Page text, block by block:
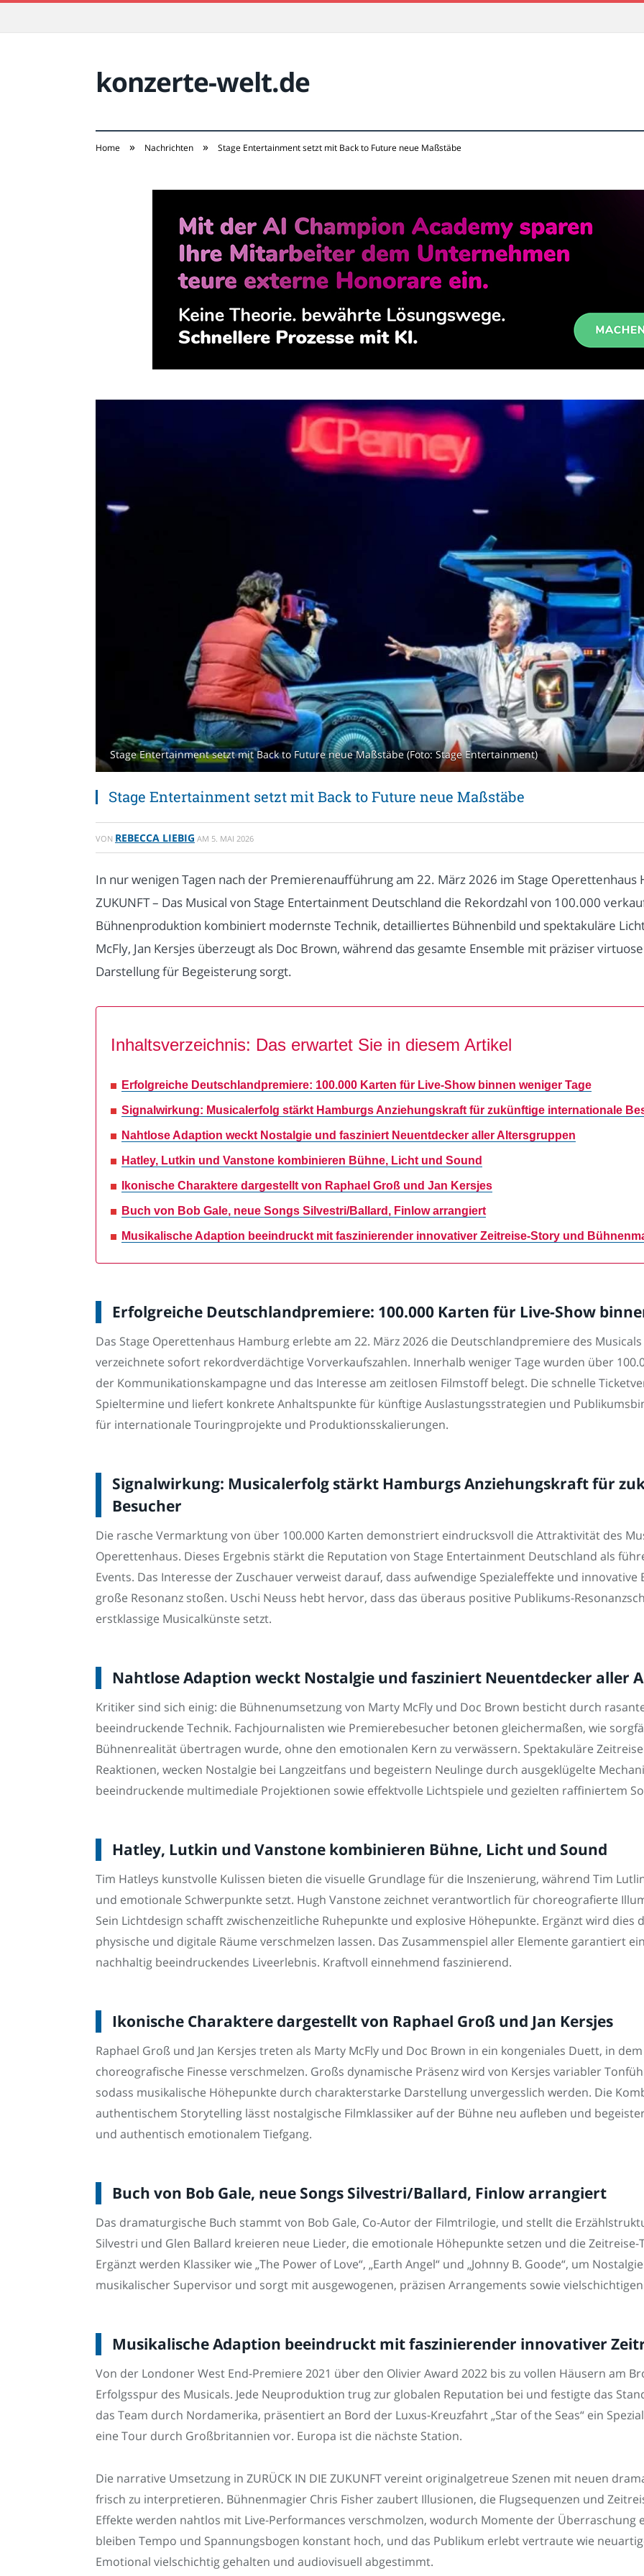
konzerte-welt.de
Home » Nachrichten » Stage Entertainment setzt mit Back to Future neue Maßstäbe
Stage Entertainment setzt mit Back to Future neue Maßstäbe (Foto: Stage Entertainment)
Stage Entertainment setzt mit Back to Future neue Maßstäbe
VON REBECCA LIEBIG AM 5. MAI 2026
In nur wenigen Tagen nach der Premierenaufführung am 22. März 2026 im Stage Operettenhaus
ZUKUNFT – Das Musical von Stage Entertainment Deutschland die Rekordzahl von 100.000
Bühnenproduktion kombiniert modernste Technik, detailliertes Bühnenbild und spektakuläre
McFly, Jan Kersjes überzeugt als Doc Brown, während das gesamte Ensemble mit präziser
Darstellung für Begeisterung sorgt.
Inhaltsverzeichnis: Das erwartet Sie in diesem Artikel
Erfolgreiche Deutschlandpremiere: 100.000 Karten für Live-Show binnen weniger Tage
Signalwirkung: Musicalerfolg stärkt Hamburgs Anziehungskraft für zukünftige internationale
Nahtlose Adaption weckt Nostalgie und fasziniert Neuentdecker aller Altersgruppen
Hatley, Lutkin und Vanstone kombinieren Bühne, Licht und Sound
Ikonische Charaktere dargestellt von Raphael Groß und Jan Kersjes
Buch von Bob Gale, neue Songs Silvestri/Ballard, Finlow arrangiert
Musikalische Adaption beeindruckt mit faszinierender innovativer Zeitreise-Story und
Erfolgreiche Deutschlandpremiere: 100.000 Karten für Live-Show
Das Stage Operettenhaus Hamburg erlebte am 22. März 2026 die Deutschlandpremiere des Musicals
verzeichnete sofort rekordverdächtige Vorverkaufszahlen. Innerhalb weniger Tage wurden über
der Kommunikationskampagne und das Interesse am zeitlosen Filmstoff belegt. Die schnelle
Spieltermine und liefert konkrete Anhaltspunkte für künftige Auslastungsstrategien und
für internationale Touringprojekte und Produktionsskalierungen.
Signalwirkung: Musicalerfolg stärkt Hamburgs Anziehungskraft für
Besucher
Die rasche Vermarktung von über 100.000 Karten demonstriert eindrucksvoll die Attraktivität des
Operettenhaus. Dieses Ergebnis stärkt die Reputation von Stage Entertainment Deutschland als
Events. Das Interesse der Zuschauer verweist darauf, dass aufwendige Spezialeffekte und
große Resonanz stoßen. Uschi Neuss hebt hervor, dass das überaus positive Publikums-
erstklassige Musicalkünste setzt.
Nahtlose Adaption weckt Nostalgie und fasziniert Neuentdecker aller
Kritiker sind sich einig: die Bühnenumsetzung von Marty McFly und Doc Brown besticht durch
beeindruckende Technik. Fachjournalisten wie Premierebesucher betonen gleichermaßen, wie
Bühnenrealität übertragen wurde, ohne den emotionalen Kern zu verwässern. Spektakuläre
Reaktionen, wecken Nostalgie bei Langzeitfans und begeistern Neulinge durch ausgeklügelte
beeindruckende multimediale Projektionen sowie effektvolle Lichtspiele und gezielten raffiniertem
Hatley, Lutkin und Vanstone kombinieren Bühne, Licht und Sound
Tim Hatleys kunstvolle Kulissen bieten die visuelle Grundlage für die Inszenierung, während Tim
und emotionale Schwerpunkte setzt. Hugh Vanstone zeichnet verantwortlich für choreografierte
Sein Lichtdesign schafft zwischenzeitliche Ruhepunkte und explosive Höhepunkte. Ergänzt wird dies
physische und digitale Räume verschmelzen lassen. Das Zusammenspiel aller Elemente garantiert
nachhaltig beeindruckendes Liveerlebnis. Kraftvoll einnehmend faszinierend.
Ikonische Charaktere dargestellt von Raphael Groß und Jan Kersjes
Raphael Groß und Jan Kersjes treten als Marty McFly und Doc Brown in ein kongeniales Duett, in
choreografische Finesse verschmelzen. Großs dynamische Präsenz wird von Kersjes variabler
sodass musikalische Höhepunkte durch charakterstarke Darstellung unvergesslich werden. Die
authentischem Storytelling lässt nostalgische Filmklassiker auf der Bühne neu aufleben und
und authentisch emotionalem Tiefgang.
Buch von Bob Gale, neue Songs Silvestri/Ballard, Finlow arrangiert
Das dramaturgische Buch stammt von Bob Gale, Co-Autor der Filmtrilogie, und stellt die
Silvestri und Glen Ballard kreieren neue Lieder, die emotionale Höhepunkte setzen und die
Ergänzt werden Klassiker wie „The Power of Love“, „Earth Angel“ und „Johnny B. Goode“, um
musikalischer Supervisor und sorgt mit ausgewogenen, präzisen Arrangements sowie
Musikalische Adaption beeindruckt mit faszinierender innovativer
Von der Londoner West End-Premiere 2021 über den Olivier Award 2022 bis zu vollen Häusern am
Erfolgsspur des Musicals. Jede Neuproduktion trug zur globalen Reputation bei und festigte das
das Team durch Nordamerika, präsentiert an Bord der Luxus-Kreuzfahrt „Star of the Seas“ ein
eine Tour durch Großbritannien vor. Europa ist die nächste Station.
Die narrative Umsetzung in ZURÜCK IN DIE ZUKUNFT vereint originalgetreue Szenen mit neuen
frisch zu interpretieren. Bühnenmagier Chris Fisher zaubert Illusionen, die Flugsequenzen und
Effekte werden nahtlos mit Live-Performances verschmolzen, wodurch Momente der Überraschung
bleiben Tempo und Spannungsbogen konstant hoch, und das Publikum erlebt vertraute wie
Emotional vielschichtig gehalten und audiovisuell abgestimmt.